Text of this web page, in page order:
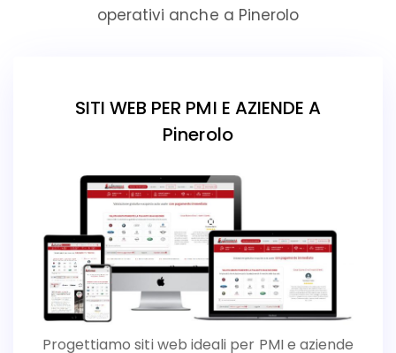
operativi anche a Pinerolo
SITI WEB PER PMI E AZIENDE A
Pinerolo
Progettiamo siti web ideali per PMI e aziende